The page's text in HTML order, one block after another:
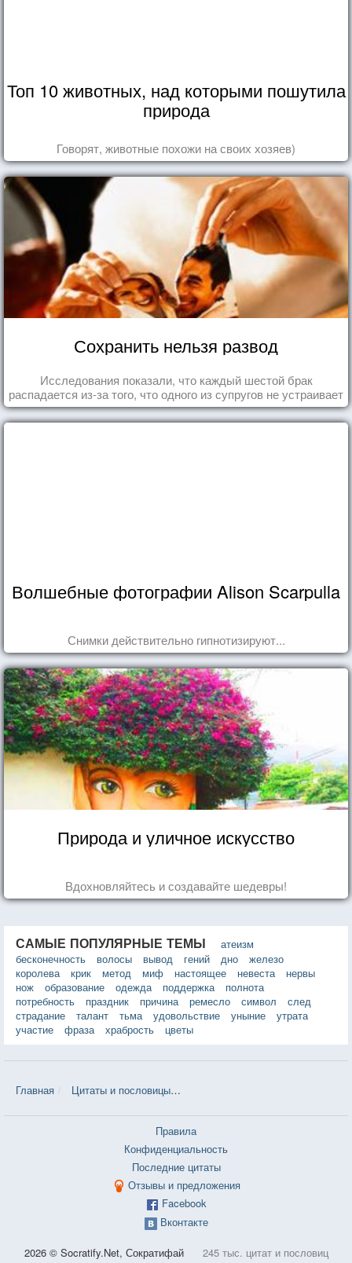
Топ 10 животных, над которыми пошутила
природа
Говорят, животные похожи на своих хозяев)
Сохранить нельзя развод
Исследования показали, что каждый шестой брак
распадается из-за того, что одного из супругов не устраивает
та роль, которая выпала ему в семье.
Волшебные фотографии Alison Scarpulla
Снимки действительно гипнотизируют...
Природа и уличное искусство
Вдохновляйтесь и создавайте шедевры!
САМЫЕ ПОПУЛЯРНЫЕ ТЕМЫ
атеизм
бесконечность
волосы вывод гений дно
железо
королева
крик метод миф настоящее невеста
нервы
нож
образование одежда поддержка
полнота
потребность
праздник причина ремесло символ
след
страдание
талант тьма удовольствие уныние
утрата
участие
фраза храбрость цветы
Главная Цитаты и пословицы
Правила
Конфиденциальность
Последние цитаты
Отзывы и предложения
Facebook
Вконтакте
2026 © Socratify.Net, Сократифай 245 тыс. цитат и пословиц